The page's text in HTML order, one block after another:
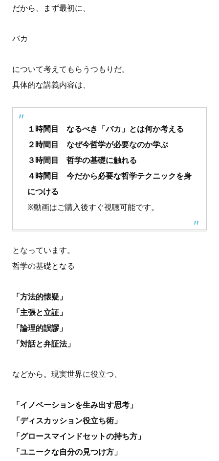
だから、まず最初に、
バカ
について考えてもらうつもりだ。
具体的な講義内容は、
１時間目 なるべき「バカ」とは何か考える
２時間目 なぜ今哲学が必要なのか学ぶ
３時間目 哲学の基礎に触れる
４時間目 今だから必要な哲学テクニックを身
につける
※動画はご購入後すぐ視聴可能です。
となっています。
哲学の基礎となる
「方法的懐疑」
「主張と立証」
「論理的誤謬」
「対話と弁証法」
などから。現実世界に役立つ、
「イノベーションを生み出す思考」
「ディスカッション役立ち術」
「グロースマインドセットの持ち方」
「ユニークな自分の見つけ方」